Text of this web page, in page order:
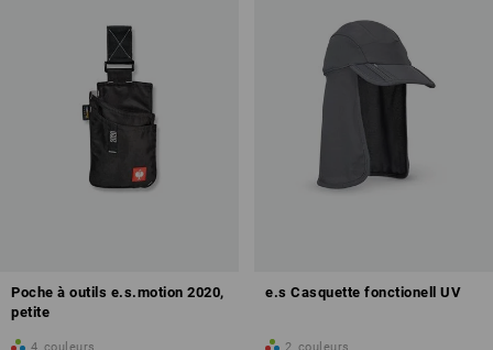
Poche à outils e.s.motion 2020,
petite
e.s Casquette fonctionell UV